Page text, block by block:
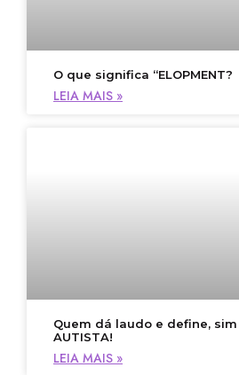
O que significa “ELOPMENT?
LEIA MAIS »
Quem dá laudo e define, sim
AUTISTA!
LEIA MAIS »